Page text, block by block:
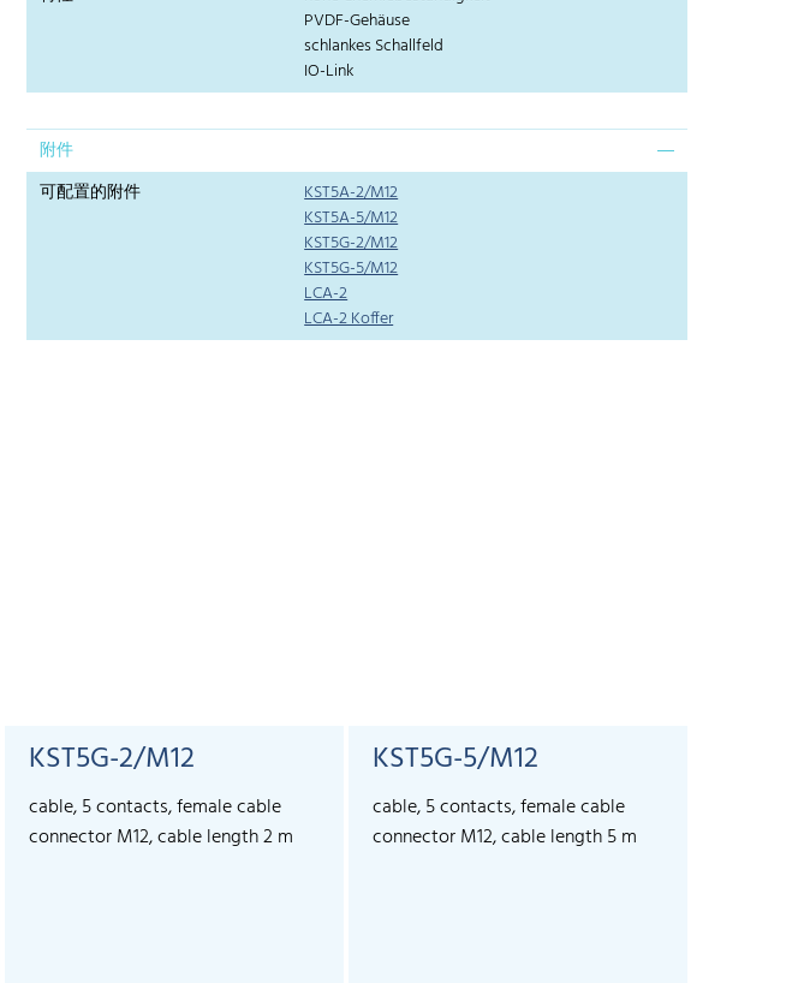
PVDF-Gehäuse
schlankes Schallfeld
IO-Link
附件
可配置的附件
KST5A-2/M12
KST5A-5/M12
KST5G-2/M12
KST5G-5/M12
LCA-2
LCA-2 Koffer
KST5G-2/M12
cable, 5 contacts, female cable
connector M12, cable length 2 m
KST5G-5/M12
cable, 5 contacts, female cable
connector M12, cable length 5 m